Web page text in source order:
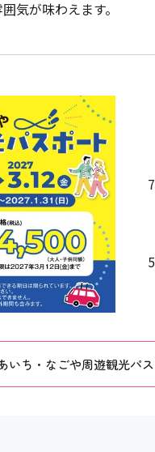
気が味わえます。
いち・なごや周遊観光パ